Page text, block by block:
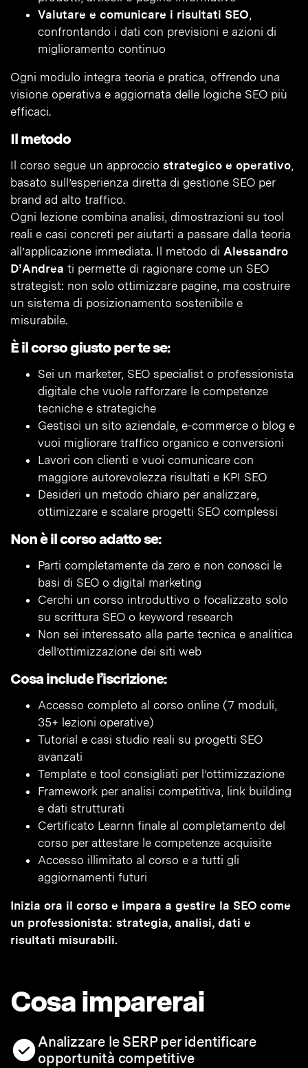
Valutare e comunicare i risultati SEO,
confrontando i dati con previsioni e azioni di
miglioramento continuo
Ogni modulo integra teoria e pratica, offrendo una
visione operativa e aggiornata delle logiche SEO più
efficaci.
Il metodo
Il corso segue un approccio strategico e operativo,
basato sull’esperienza diretta di gestione SEO per
brand ad alto traffico.
Ogni lezione combina analisi, dimostrazioni su tool
reali e casi concreti per aiutarti a passare dalla teoria
all’applicazione immediata. Il metodo di Alessandro
D’Andrea ti permette di ragionare come un SEO
strategist: non solo ottimizzare pagine, ma costruire
un sistema di posizionamento sostenibile e
misurabile.
È il corso giusto per te se:
Sei un marketer, SEO specialist o professionista
digitale che vuole rafforzare le competenze
tecniche e strategiche
Gestisci un sito aziendale, e-commerce o blog e
vuoi migliorare traffico organico e conversioni
Lavori con clienti e vuoi comunicare con
maggiore autorevolezza risultati e KPI SEO
Desideri un metodo chiaro per analizzare,
ottimizzare e scalare progetti SEO complessi
Non è il corso adatto se:
Parti completamente da zero e non conosci le
basi di SEO o digital marketing
Cerchi un corso introduttivo o focalizzato solo
su scrittura SEO o keyword research
Non sei interessato alla parte tecnica e analitica
dell’ottimizzazione dei siti web
Cosa include l’iscrizione:
Accesso completo al corso online (7 moduli,
35+ lezioni operative)
Tutorial e casi studio reali su progetti SEO
avanzati
Template e tool consigliati per l’ottimizzazione
Framework per analisi competitiva, link building
e dati strutturati
Certificato Learnn finale al completamento del
corso per attestare le competenze acquisite
Accesso illimitato al corso e a tutti gli
aggiornamenti futuri
Inizia ora il corso e impara a gestire la SEO come
un professionista: strategia, analisi, dati e
risultati misurabili.
Cosa imparerai
Analizzare le SERP per identificare
opportunità competitive